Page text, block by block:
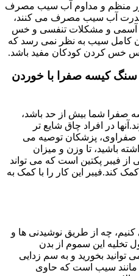
منظم و مداوم آب سیب مصرف
ندرت آب سیب مصرف می کنند،
آسمی و مشکلات تنفسی و خس
کامل سیب به نظر نمی رسد که
خس کردن کودکان مفید باشد.
سنگ کیسه صفرا
با خوردن
صفرا شما بیش از حد باشد،
در افراد چاق شایع تر
صفراوی، پزشکان توصیه می
باشید، تا وزن و میزان
فیبر پکتین است که می تواند
کند.فیبر این کار را با کمک به
چه از طریق نوشیدنی ها و
تخلیه این سموم از بدن
توانید بخورید و به سم زدایی
مانند سیب است که حاوی